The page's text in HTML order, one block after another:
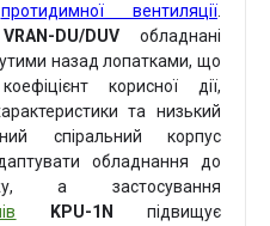
протидимної вентиляції
VRAN-DU/DUV обладнані
назад лопатками, що
корисної дії,
та низький
спіральний корпус
обладнання до
а застосування
KPU-1N
підвищує